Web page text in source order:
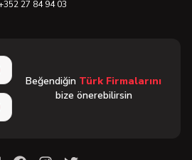
27 84 94 03
Beğendiğin Türk Firmalarını
bize önerebilirsin